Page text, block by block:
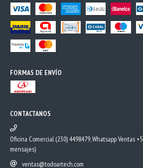
FORMAS DE ENVÍO
CONTACTANOS
Oficina Comercial (230) 4498479, Whatsapp Ventas
mensajes)
ventas@todoartech.com